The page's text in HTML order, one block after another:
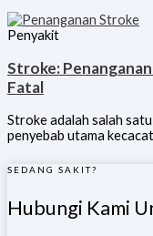
Penyakit
Stroke:
Fatal
Stroke adalah salah
penyebab utama
SEDANG SAKIT?
Hubungi Kami